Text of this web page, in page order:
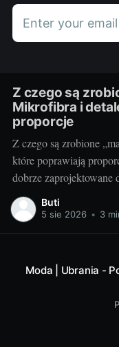
Enter your email
Z czego są
Mikrofibra i
proporcje
Z czego są zrobione
które poprawiają
dobrze zaprojektowane
ciała, optycznie je
że czujemy się
Buti
5 sie 2026 • 3
Moda | Ubrania -